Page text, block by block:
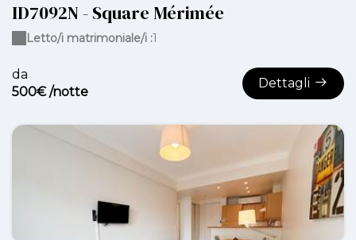
ID7092N - Square Mérimée
da
500€ /notte
Dettagli
Letto/i matrimoniale/i :1